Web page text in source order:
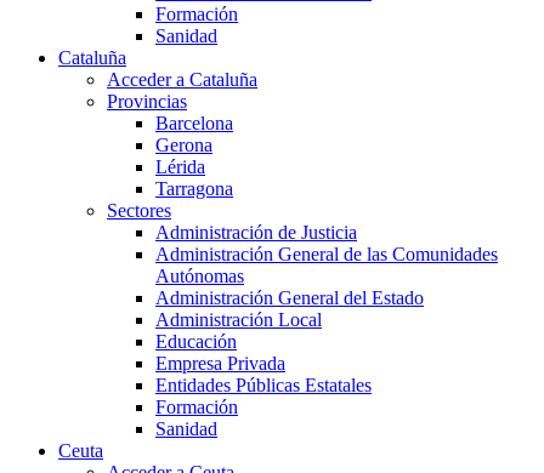
Formación
Sanidad
Cataluña
Acceder a Cataluña
Provincias
Barcelona
Gerona
Lérida
Tarragona
Sectores
Administración de Justicia
Administración General de las Comunidades
Autónomas
Administración General del Estado
Administración Local
Educación
Empresa Privada
Entidades Públicas Estatales
Formación
Sanidad
Ceuta